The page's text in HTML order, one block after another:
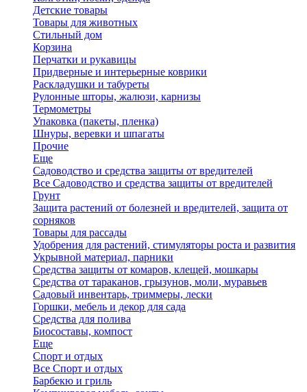
Детские товары
Товары для животных
Стильный дом
Корзина
Перчатки и рукавицы
Придверные и интерьерные коврики
Раскладушки и табуреты
Рулонные шторы, жалюзи, карнизы
Термометры
Упаковка (пакеты, пленка)
Шнуры, веревки и шпагаты
Прочие
Еще
Садоводство и средства защиты от вредителей
Все Садоводство и средства защиты от вредителей
Грунт
Защита растений от болезней и вредителей, защита от
сорняков
Товары для рассады
Удобрения для растений, стимуляторы роста и развития
Укрывной материал, парники
Средства защиты от комаров, клещей, мошкары
Средства от тараканов, грызунов, моли, муравьев
Садовый инвентарь, триммеры, лески
Горшки, мебель и декор для сада
Средства для полива
Биосоставы, компост
Еще
Спорт и отдых
Все Спорт и отдых
Барбекю и гриль